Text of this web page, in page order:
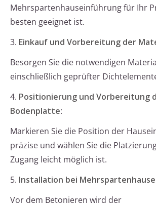
Mehrspartenhauseinführung für Ihr
besten geeignet ist.
3. Einkauf und Vorbereitung der
Besorgen Sie die notwendigen
einschließlich geprüfter
4. Positionierung und Vorbereitung
Bodenplatte:
Markieren Sie die Position der
präzise und wählen Sie die
Zugang leicht möglich ist.
5. Installation bei
Vor dem Betonieren wird der